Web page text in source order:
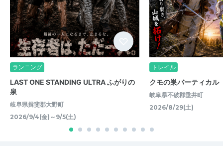
ランニング
LAST ONE STANDING ULTRA ふがりの
泉
岐阜県揖斐郡大野町
2026/9/4(金)～9/5(土)
トレイル
クモの巣バーティカル
岐阜県不破郡垂井町
2026/8/29(土)